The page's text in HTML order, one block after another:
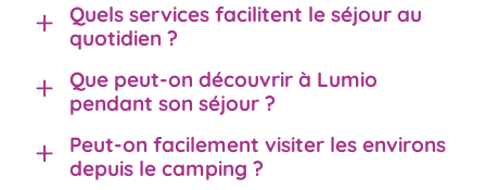
Quels services facilitent le séjour au
quotidien ?
Que peut-on découvrir à Lumio
pendant son séjour ?
Peut-on facilement visiter les environs
depuis le camping ?